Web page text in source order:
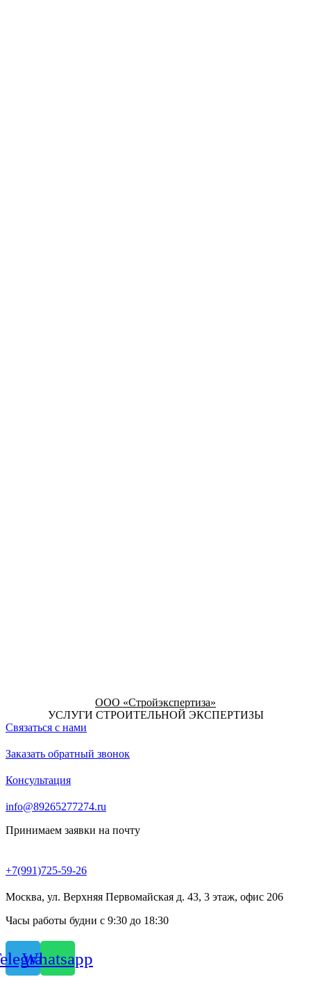
ООО «Стройэкспертиза»
УСЛУГИ СТРОИТЕЛЬНОЙ ЭКСПЕРТИЗЫ
Связаться с нами
Заказать обратный звонок
Консультация
info@89265277274.ru
Принимаем заявки на почту
+7(991)725-59-26
Москва, ул. Верхняя Первомайская д. 43, 3 этаж, офис 206
Часы работы будни с 9:30 до 18:30
Whatsapp